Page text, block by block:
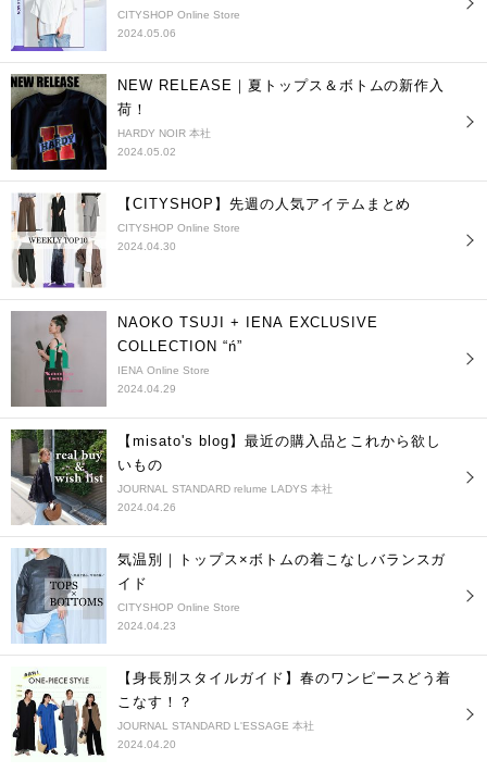
CITYSHOP Online Store
2024.05.06
NEW RELEASE｜夏トップス＆ボトムの新作入
荷！
HARDY NOIR 本社
2024.05.02
【CITYSHOP】先週の人気アイテムまとめ
CITYSHOP Online Store
2024.04.30
NAOKO TSUJI + IENA EXCLUSIVE
COLLECTION “ń”
IENA Online Store
2024.04.29
【misato's blog】最近の購入品とこれから欲し
いもの
JOURNAL STANDARD relume LADYS 本社
2024.04.26
気温別｜トップス×ボトムの着こなしバランスガ
イド
CITYSHOP Online Store
2024.04.23
【身長別スタイルガイド】春のワンピースどう着
こなす！？
JOURNAL STANDARD L'ESSAGE 本社
2024.04.20